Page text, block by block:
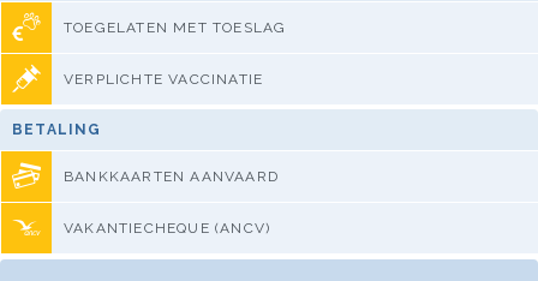
TOEGELATEN MET TOESLAG
VERPLICHTE VACCINATIE
BETALING
BANKKAARTEN AANVAARD
VAKANTIECHEQUE (ANCV)